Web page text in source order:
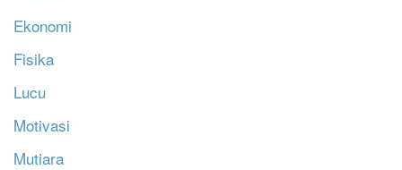
Ekonomi
Fisika
Lucu
Motivasi
Mutiara